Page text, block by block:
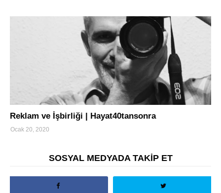
Reklam ve İşbirliği | Hayat40tansonra
Ocak 20, 2020
SOSYAL MEDYADA TAKİP ET